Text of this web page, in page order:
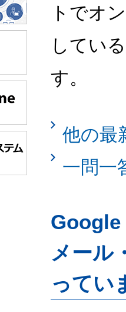
トでオ
してい
す。
他の最
一問一
Google
メール
ってい